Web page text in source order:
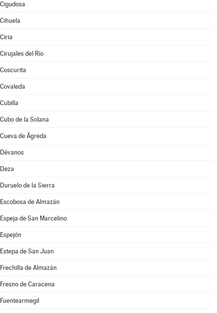
Cigudosa
Cihuela
Ciria
Cirujales del Río
Coscurita
Covaleda
Cubilla
Cubo de la Solana
Cueva de Ágreda
Dévanos
Deza
Duruelo de la Sierra
Escobosa de Almazán
Espeja de San Marcelino
Espejón
Estepa de San Juan
Frechilla de Almazán
Fresno de Caracena
Fuentearmegil